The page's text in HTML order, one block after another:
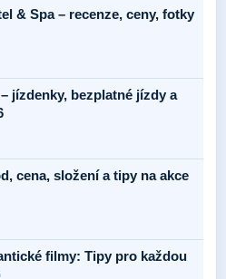
& Spa – recenze, ceny, fotky
jízdenky, bezplatné jízdy a
cena, složení a tipy na akce
filmy: Tipy pro každou